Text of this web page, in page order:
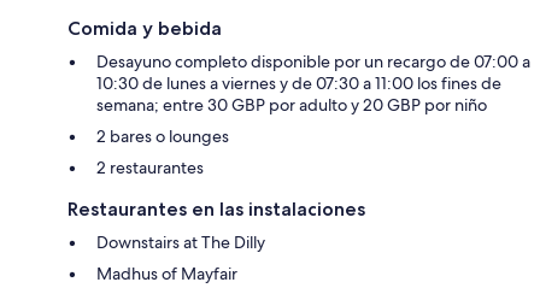
Comida y bebida
Desayuno completo disponible por un recargo de 07:00 a
10:30 de lunes a viernes y de 07:30 a 11:00 los fines de
semana; entre 30 GBP por adulto y 20 GBP por niño
2 bares o lounges
2 restaurantes
Restaurantes en las instalaciones
Downstairs at The Dilly
Madhus of Mayfair